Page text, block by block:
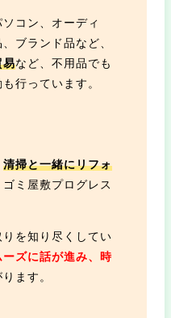
コン、オーディ
ブランド品など、
易など、不用品でも
行っています。
清掃と一緒にリフォ
ゴミ屋敷プログレス
を知り尽くしてい
ーズに話が進み、時
ます。